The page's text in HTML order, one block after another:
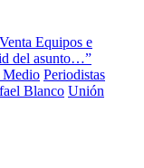
Equipos e
del asunto…”
Medio Periodistas
Blanco Unión